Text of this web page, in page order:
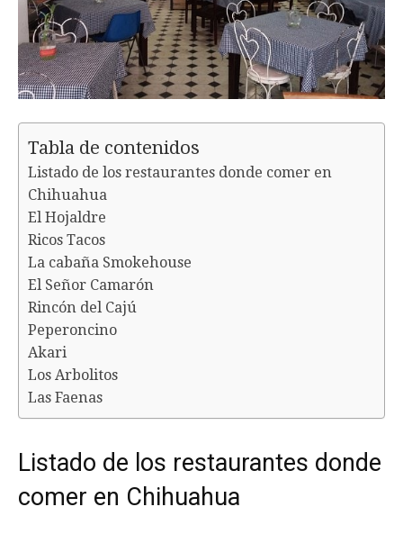
Tabla de contenidos
Listado de los restaurantes donde comer en
Chihuahua
El Hojaldre
Ricos Tacos
La cabaña Smokehouse
El Señor Camarón
Rincón del Cajú
Peperoncino
Akari
Los Arbolitos
Las Faenas
Listado de los restaurantes donde
comer en Chihuahua